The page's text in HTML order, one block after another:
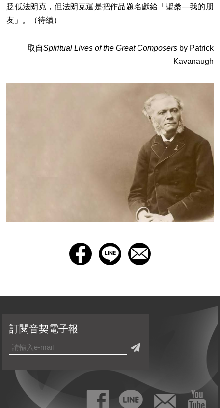
貶低法朗克，但法朗克還是把作品題名獻給「聖桑—我的朋
友」。（待續）
取自Spiritual Lives of the Great Composersby Patrick
Kavanaugh
訂閱音契電子報